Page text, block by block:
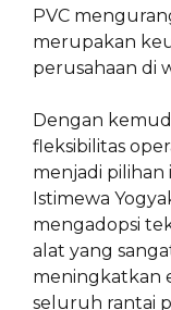
PVC
merupakan
perusahaan di
Dengan
fleksibilitas
menjadi pilihan
Istimewa
mengadopsi
alat yang
meningkatkan
seluruh rantai